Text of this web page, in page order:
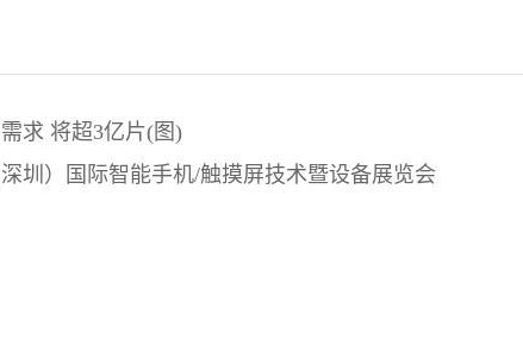
求 将超3亿片(图)
圳）国际智能手机/触摸屏技术暨设备展览会